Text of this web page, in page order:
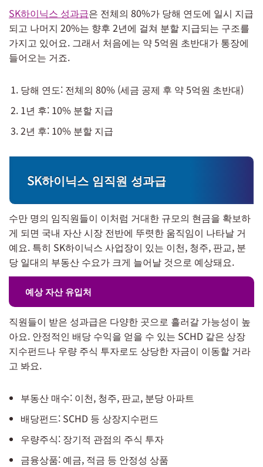
SK하이닉스 성과급은 전체의 80%가 당해 연도에 일시 지급
되고 나머지 20%는 향후 2년에 걸쳐 분할 지급되는 구조를
가지고 있어요. 그래서 처음에는 약 5억원 초반대가 통장에
들어오는 거죠.
당해 연도: 전체의 80% (세금 공제 후 약 5억원 초반대)
1년 후: 10% 분할 지급
2년 후: 10% 분할 지급
SK하이닉스 임직원 성과급
수만 명의 임직원들이 이처럼 거대한 규모의 현금을 확보하
게 되면 국내 자산 시장 전반에 뚜렷한 움직임이 나타날 거
예요. 특히 SK하이닉스 사업장이 있는 이천, 청주, 판교, 분
당 일대의 부동산 수요가 크게 늘어날 것으로 예상돼요.
예상 자산 유입처
직원들이 받은 성과급은 다양한 곳으로 흘러갈 가능성이 높
아요. 안정적인 배당 수익을 얻을 수 있는 SCHD 같은 상장
지수펀드나 우량 주식 투자로도 상당한 자금이 이동할 거라
고 봐요.
부동산 매수: 이천, 청주, 판교, 분당 아파트
배당펀드: SCHD 등 상장지수펀드
우량주식: 장기적 관점의 주식 투자
금융상품: 예금, 적금 등 안정성 상품